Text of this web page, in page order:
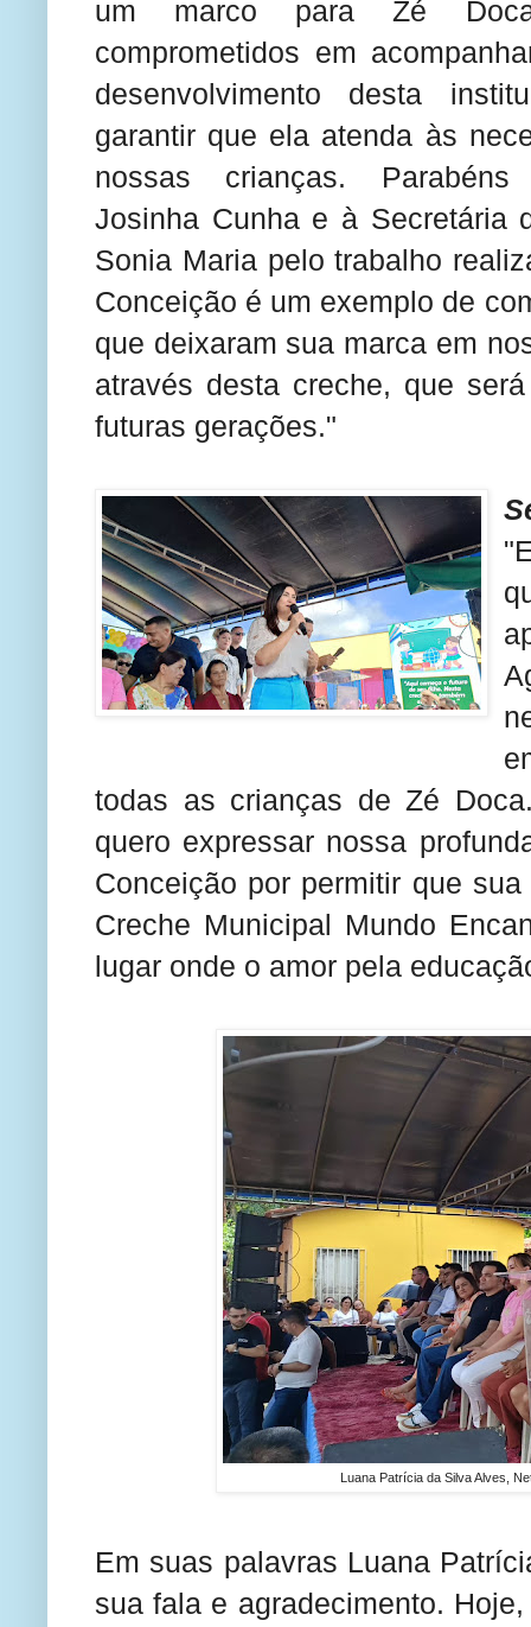
um marco para Zé
comprometidos em
desenvolvimento desta
garantir que ela atenda às
nossas crianças.
Josinha Cunha e à Secretária
Sonia Maria pelo trabalho
Conceição é um exemplo de
que deixaram sua marca em
através desta creche, que
futuras gerações."
todas as crianças de Zé
quero expressar nossa
Conceição por permitir que
Creche Municipal Mundo
lugar onde o amor pela
Luana Patrícia da Silva Alves,
Em suas palavras Luana
sua fala e agradecimento.